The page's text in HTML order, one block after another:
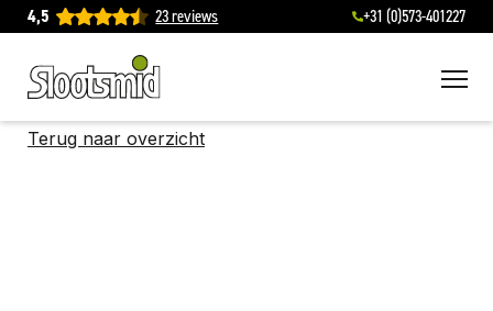
4,5 23 reviews +31 (0)573-401227
Terug naar overzicht